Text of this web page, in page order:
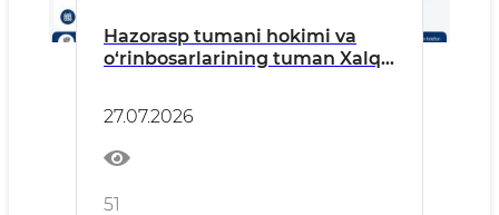
Hazorasp tumani hokimi va
o‘rinbosarlarining tuman Xalq
jadvali
27.07.2026
51